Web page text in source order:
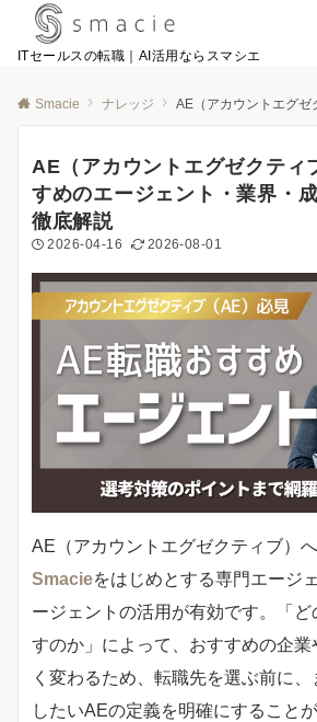
ITセールスの転職｜AI活用ならスマシエ
Smacie ナレッジ AE（アカウントエグゼクティブ）転職におすす
AE（アカウントエグゼクティ
すめのエージェント・業界・
徹底解説
2026-04-16 2026-08-01
AE（アカウントエグゼクティブ）へ
Smacieをはじめとする専門エージ
ージェントの活用が有効です。「
すのか」によって、おすすめの企業
く変わるため、転職先を選ぶ前に
したいAEの定義を明確にすることが